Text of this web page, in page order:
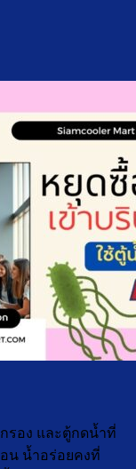
รอง และตู้กดน้ำที่
น น้ำอร่อยคงที่